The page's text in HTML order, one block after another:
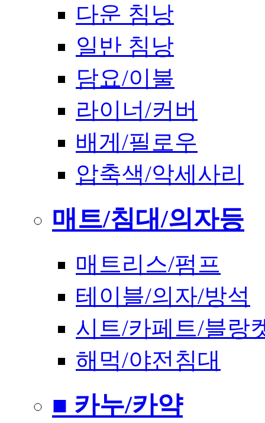
다운 침낭
일반 침낭
담요/이불
라이너/커버
배게/필로우
압축색/악세사리
매트/침대/의자등
매트리스/펌프
테이블/의자/방석
시트/카페트/블랑
해먹/야전침대
■ 카누/카약